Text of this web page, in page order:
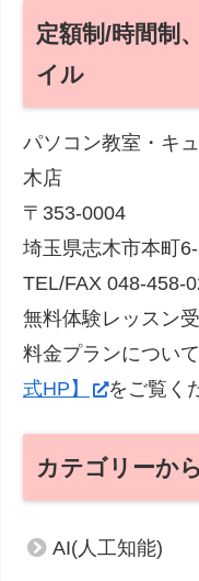
定額制/時間制
イル
パソコン教室・キ
木店
〒353-0004
埼玉県志木市本町
TEL/FAX 048-458-
無料体験レッスン
料金プランについて
式HP】
をご覧く
カテゴリーか
AI(人工知能)